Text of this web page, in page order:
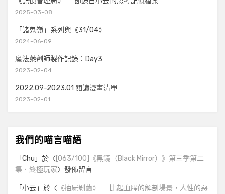
2025-03-08
「諸鬼嶺」系列與《31/04》
2024-06-09
魔法藥劑師製作記錄：Day3
2023-02-04
2022.09-2023.01 閱讀漫畫清單
2023-02-01
我們的喵言喵語
「Chu 」於〈 [063/100]《黑鏡（Black Mirror）》第三季第二
集．終極玩家〉發佈留言
「小云」於〈 《抽屍剝繭》──比起血腥的解剖場景，人性的惡